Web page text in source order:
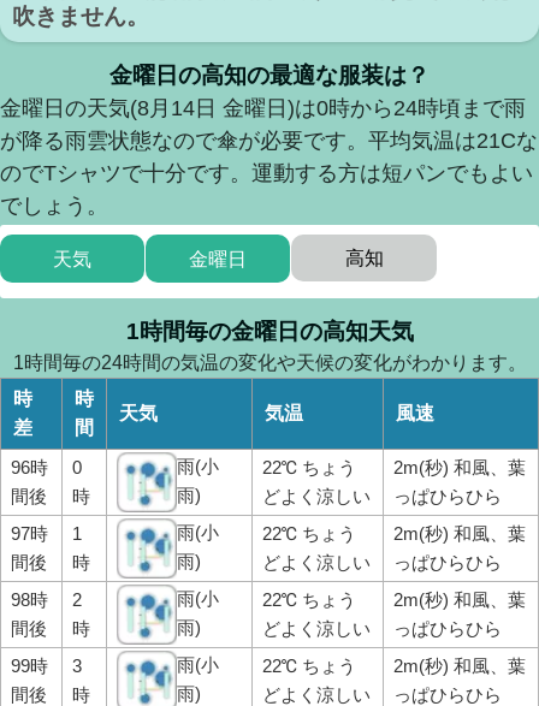
吹きません。
金曜日の高知の最適な服装は？
金曜日の天気(8月14日 金曜日)は0時から24時頃まで雨
が降る雨雲状態なので傘が必要です。平均気温は21Cな
のでTシャツで十分です。運動する方は短パンでもよい
でしょう。
天気 金曜日 高知
1時間毎の金曜日の高知天気
1時間毎の24時間の気温の変化や天候の変化がわかります。
時
差
時
間
天気 気温 風速
96時
間後
0
時
雨(小
雨)
22℃ ちょう
どよく涼しい
2m(秒) 和風、葉
っぱひらひら
97時
間後
1
時
雨(小
雨)
22℃ ちょう
どよく涼しい
2m(秒) 和風、葉
っぱひらひら
98時
間後
2
時
雨(小
雨)
22℃ ちょう
どよく涼しい
2m(秒) 和風、葉
っぱひらひら
99時
間後
3
時
雨(小
雨)
22℃ ちょう
どよく涼しい
2m(秒) 和風、葉
っぱひらひら